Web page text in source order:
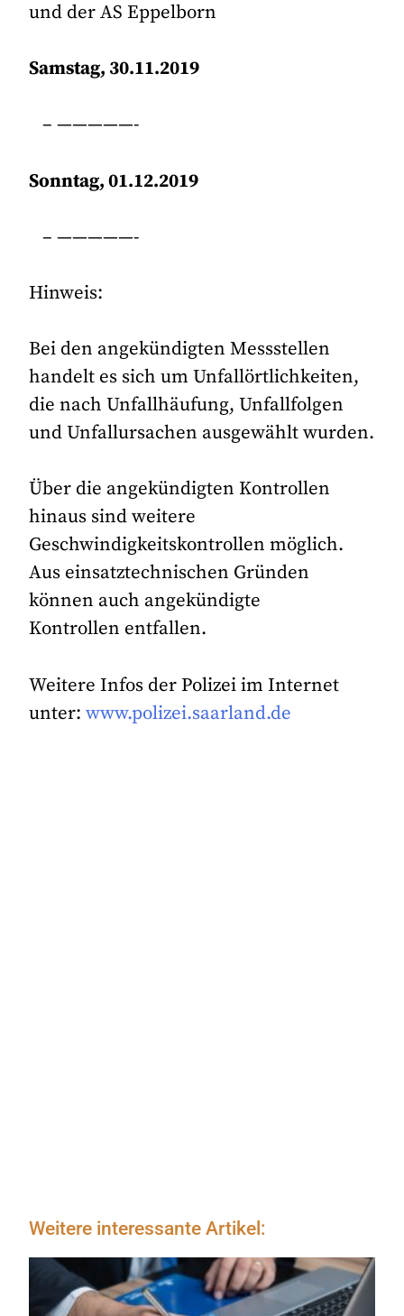
und der AS Eppelborn
Samstag, 30.11.2019
– —————-
Sonntag, 01.12.2019
– —————-
Hinweis:
Bei den angekündigten Messstellen
handelt es sich um Unfallörtlichkeiten,
die nach Unfallhäufung, Unfallfolgen
und Unfallursachen ausgewählt wurden.
Über die angekündigten Kontrollen
hinaus sind weitere
Geschwindigkeitskontrollen möglich.
Aus einsatztechnischen Gründen
können auch angekündigte
Kontrollen entfallen.
Weitere Infos der Polizei im Internet
unter:www.polizei.saarland.de
Weitere interessante Artikel: